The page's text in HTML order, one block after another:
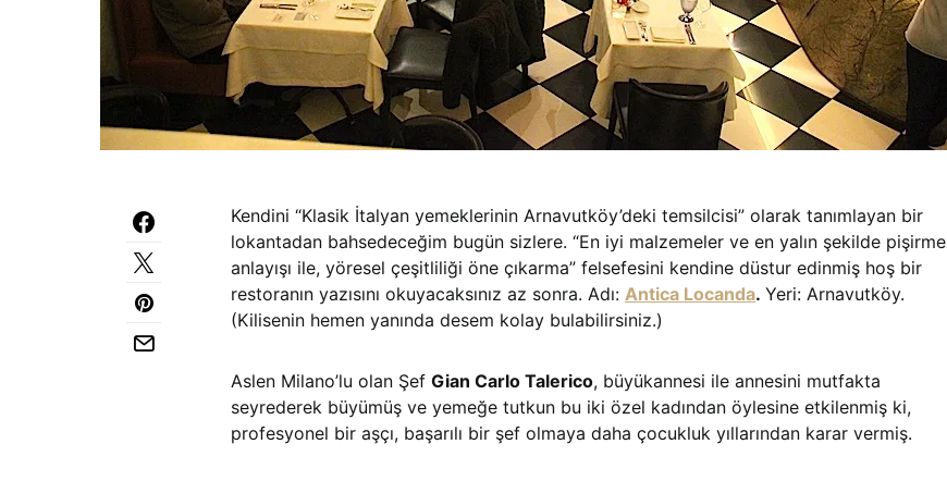
Kendini “Klasik İtalyan yemeklerinin Arnavutköy’deki temsilcisi” olarak tanımlayan bir
lokantadan bahsedeceğim bugün sizlere. “En iyi malzemeler ve en yalın şekilde pişirme
anlayışı ile, yöresel çeşitliliği öne çıkarma” felsefesini kendine düstur edinmiş hoş bir
restoranın yazısını okuyacaksınız az sonra. Adı: Antica Locanda. Yeri: Arnavutköy.
(Kilisenin hemen yanında desem kolay bulabilirsiniz.)
Aslen Milano’lu olan Şef Gian Carlo Talerico, büyükannesi ile annesini mutfakta
seyrederek büyümüş ve yemeğe tutkun bu iki özel kadından öylesine etkilenmiş ki,
profesyonel bir aşçı, başarılı bir şef olmaya daha çocukluk yıllarından karar vermiş.